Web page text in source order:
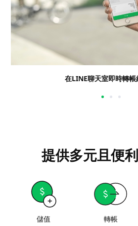
在LINE聊天室即時轉帳
提供多元且便
儲值 轉帳